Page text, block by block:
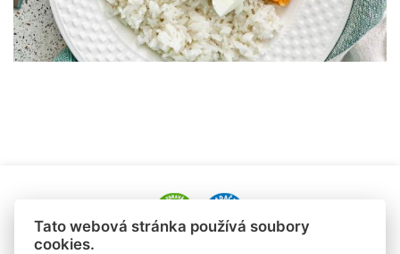
Tato webová stránka používá soubory
cookies.